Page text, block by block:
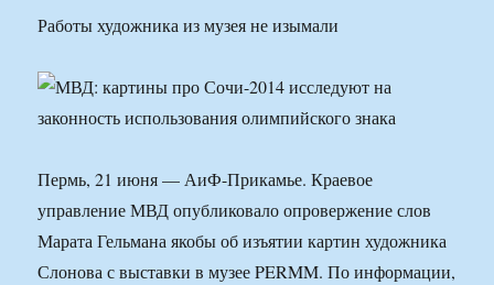
Работы художника из музея не изымали
Пермь, 21 июня — АиФ-Прикамье. Краевое
управление МВД опубликовало опровержение слов
Марата Гельмана якобы об изъятии картин художника
Слонова с выставки в музее PERMM. По информации,